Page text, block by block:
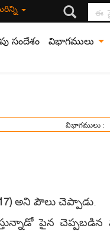
ఈ
సందేశం విభాగములు
విభాగములు :
అని పౌలు చెప్పాడు.
పైన